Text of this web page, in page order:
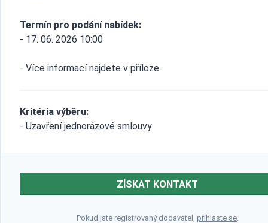
Termín pro podání nabídek:
- 17. 06. 2026 10:00
- Více informací najdete v příloze
Kritéria výběru:
- Uzavření jednorázové smlouvy
ZÍSKAT KONTAKT
Pokud jste registrovaný dodavatel, přihlaste se.